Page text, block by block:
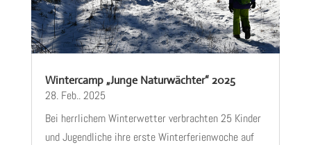
Wintercamp „Junge Naturwächter“ 2025
28. Feb.. 2025
Bei herrlichem Winterwetter verbrachten 25 Kinder
und Jugendliche ihre erste Winterferienwoche auf